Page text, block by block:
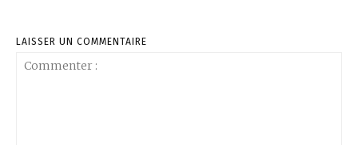
LAISSER UN COMMENTAIRE